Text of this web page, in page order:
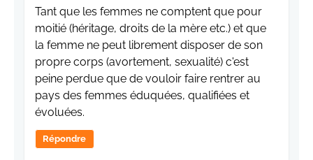
Tant que les femmes ne comptent que pour
moitié (héritage, droits de la mère etc.) et que
la femme ne peut librement disposer de son
propre corps (avortement, sexualité) c'est
peine perdue que de vouloir faire rentrer au
pays des femmes éduquées, qualifiées et
évoluées.
Répondre